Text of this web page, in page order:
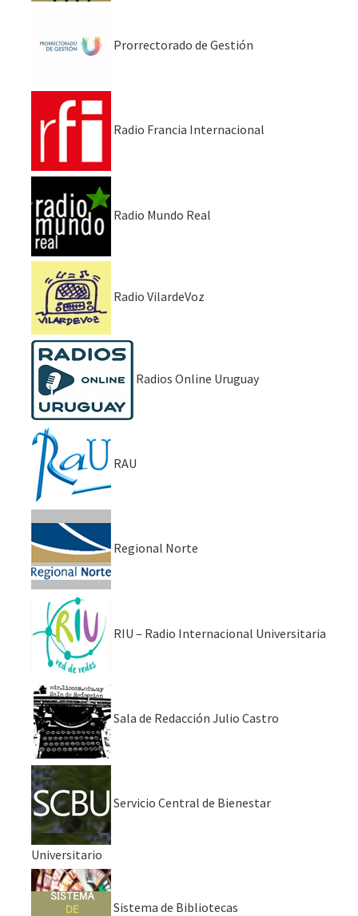
Prorrectorado de Gestión
Radio Francia Internacional
Radio Mundo Real
Radio VilardeVoz
Radios Online Uruguay
RAU
Regional Norte
RIU – Radio Internacional Universitaria
Sala de Redacción Julio Castro
Servicio Central de Bienestar
Universitario
Sistema de Bibliotecas